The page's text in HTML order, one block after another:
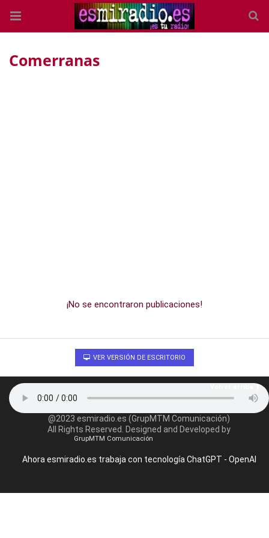
Comerranas
¡No se encontraron publicaciones!
VER VERSIÓN DE ESCRITORIO
@2023 esmiradio.es (GrupMTM Comunicación)
All Rights Reserved. Designed and Developed by
GrupMTM Comunicación
Ahora esmiradio.es trabaja con tecnología ChatGPT - OpenAI